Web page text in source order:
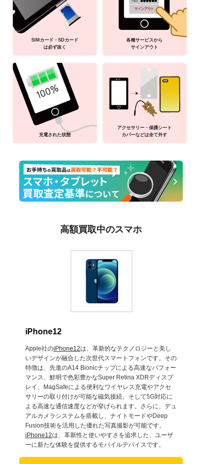
SIMカード・SDカード
は必ず抜く
各種サービスから
サインアウト
充電された状態
アクセサリー・保護シート
カバーなどは全て外す
高額買取中のスマホ
iPhone12
Apple社のiPhone12は、革新的なテクノロジーと美し
いデザインが融合した次世代スマートフォンです。その
特徴は、先進のA14 Bionicチップによる高速なパフォー
マンス、鮮明で色彩豊かなSuper Retina XDRディスプ
レイ、MagSafeによる便利なワイヤレス充電やアクセ
サリーの取り付けが可能な磁気接続、そして5G対応に
よる高速な通信速度などが挙げられます。さらに、デュ
アルカメラシステムを搭載し、ナイトモードやDeep
Fusion技術を活用した優れた写真撮影が可能です。
iPhone12は、革新性と使いやすさを追求した、ユーザ
ーに新たな体験を提供するモバイルデバイスです。